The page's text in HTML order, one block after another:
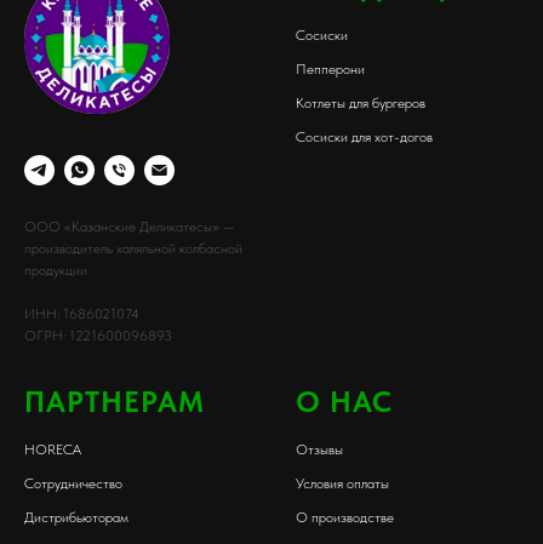
ООО «Казанские Деликатесы» —
производитель халяльной колбасной
продукции
ИНН: 1686021074
ОГРН: 1221600096893
Сосиски
Пепперони
Котлеты для бургеров
Сосиски для хот-догов
ПАРТНЕРАМ
HORECA
Сотрудничество
Дистрибьюторам
О НАС
Отзывы
Условия оплаты
О производстве